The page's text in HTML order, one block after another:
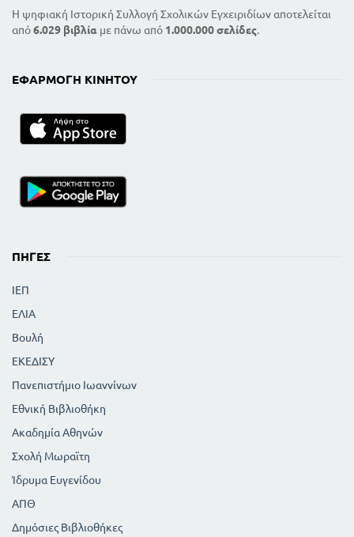
Η ψηφιακή Ιστορική Συλλογή Σχολικών Εγχειριδίων αποτελείται
από6.029 βιβλία με πάνω από 1.000.000 σελίδες.
ΕΦΑΡΜΟΓΉ ΚΙΝΗΤΟΎ
ΠΗΓΈΣ
ΙΕΠ
ΕΛΙΑ
Βουλή
ΕΚΕΔΙΣΥ
Πανεπιστήμιο Ιωαννίνων
Εθνική Βιβλιοθήκη
Ακαδημία Αθηνών
Σχολή Μωραϊτη
Ίδρυμα Ευγενίδου
ΑΠΘ
Δημόσιες Βιβλιοθήκες